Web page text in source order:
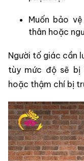
Muốn bảo
thân hoặc
Người tố giác cần
tùy mức độ sẽ bị
hoặc thậm chí bị